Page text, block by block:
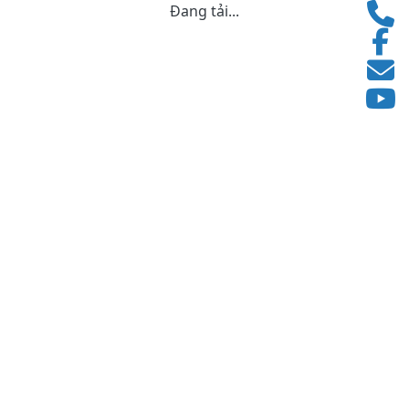
Đang tải...